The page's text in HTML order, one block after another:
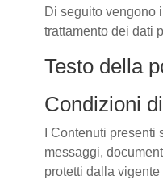
Di seguito vengono
trattamento dei dati
Testo della
Condizioni
I Contenuti
messaggi,
protetti dalla